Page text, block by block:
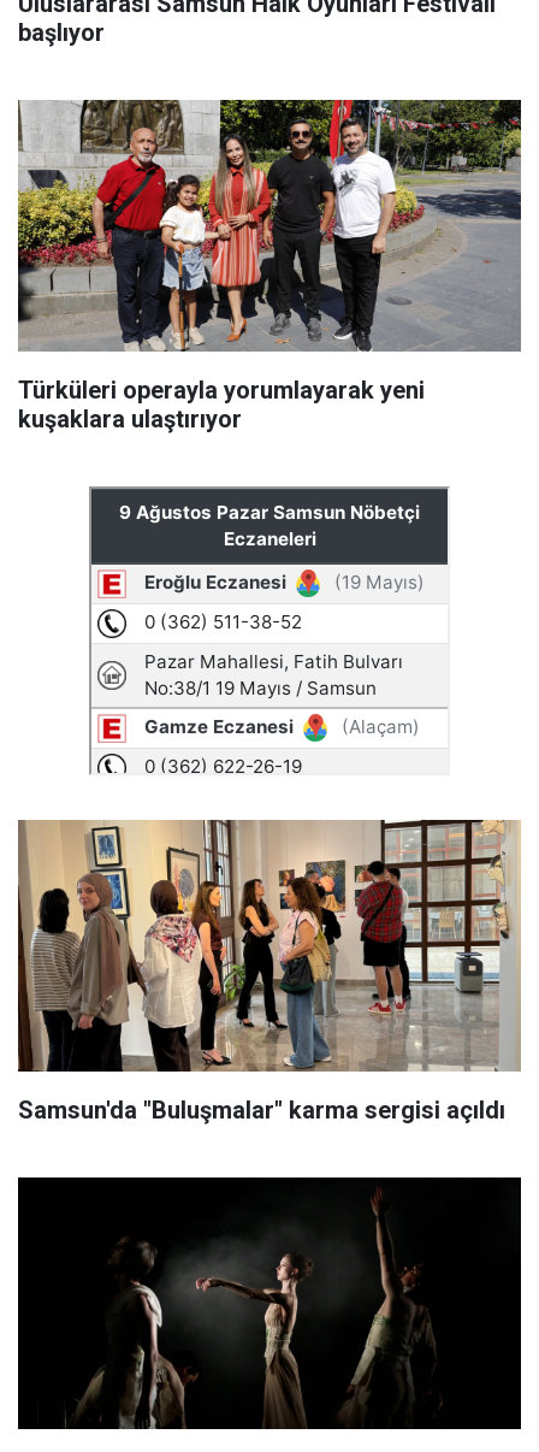
başlıyor
Türküleri operayla yorumlayarak yeni
kuşaklara ulaştırıyor
Samsun'da "Buluşmalar" karma sergisi açıldı